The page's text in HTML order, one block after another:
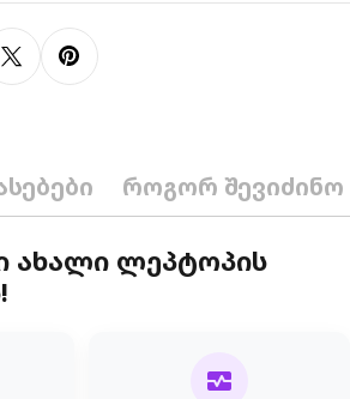
როგორ შევიძინო
ახალი ლეპტოპის
monitor_heart